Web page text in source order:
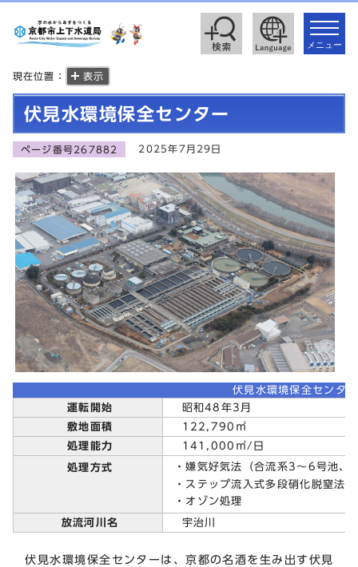
toggle
メニュー
現在位置： 表示
伏見水環境保全センター
ページ番号267882 2025年7月29日
伏見水環境保全センタ
運転開始
昭和48年3月
敷地面積
122,790㎡
処理能力
141,000㎥/日
処理方式
・嫌気好気法（合流系3～6号池、
・ステップ流入式多段硝化脱窒法
・オゾン処理
放流河川名 宇治川
伏見水環境保全センターは、京都の名酒を生み出す伏見